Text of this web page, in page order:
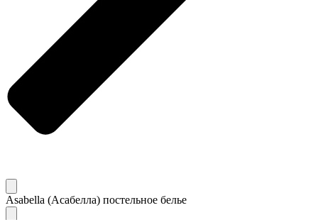
Asabella (Асабелла) постельное белье